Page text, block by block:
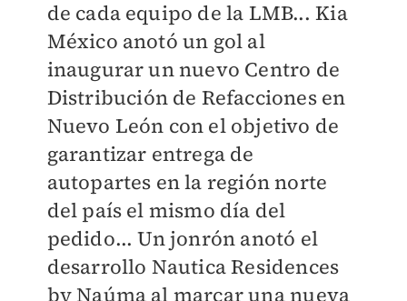
de cada equipo de la LMB... Kia
México anotó un gol al
inaugurar un nuevo Centro de
Distribución de Refacciones en
Nuevo León con el objetivo de
garantizar entrega de
autopartes en la región norte
del país el mismo día del
pedido... Un jonrón anotó el
desarrollo Nautica Residences
by Naúma al marcar una nueva